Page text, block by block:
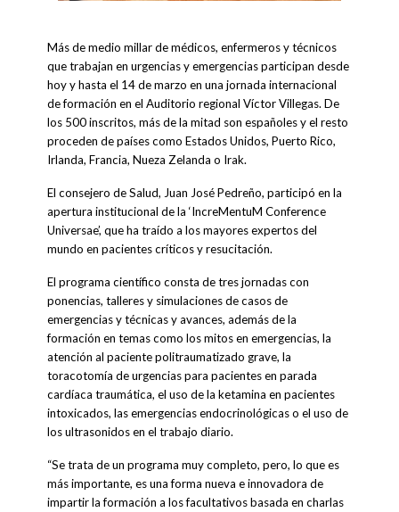
Más de medio millar de médicos, enfermeros y técnicos
que trabajan en urgencias y emergencias participan desde
hoy y hasta el 14 de marzo en una jornada internacional
de formación en el Auditorio regional Víctor Villegas. De
los 500 inscritos, más de la mitad son españoles y el resto
proceden de países como Estados Unidos, Puerto Rico,
Irlanda, Francia, Nueza Zelanda o Irak.
El consejero de Salud, Juan José Pedreño, participó en la
apertura institucional de la ‘IncreMentuM Conference
Universae’, que ha traído a los mayores expertos del
mundo en pacientes críticos y resucitación.
El programa científico consta de tres jornadas con
ponencias, talleres y simulaciones de casos de
emergencias y técnicas y avances, además de la
formación en temas como los mitos en emergencias, la
atención al paciente politraumatizado grave, la
toracotomía de urgencias para pacientes en parada
cardíaca traumática, el uso de la ketamina en pacientes
intoxicados, las emergencias endocrinológicas o el uso de
los ultrasonidos en el trabajo diario.
“Se trata de un programa muy completo, pero, lo que es
más importante, es una forma nueva e innovadora de
impartir la formación a los facultativos basada en charlas